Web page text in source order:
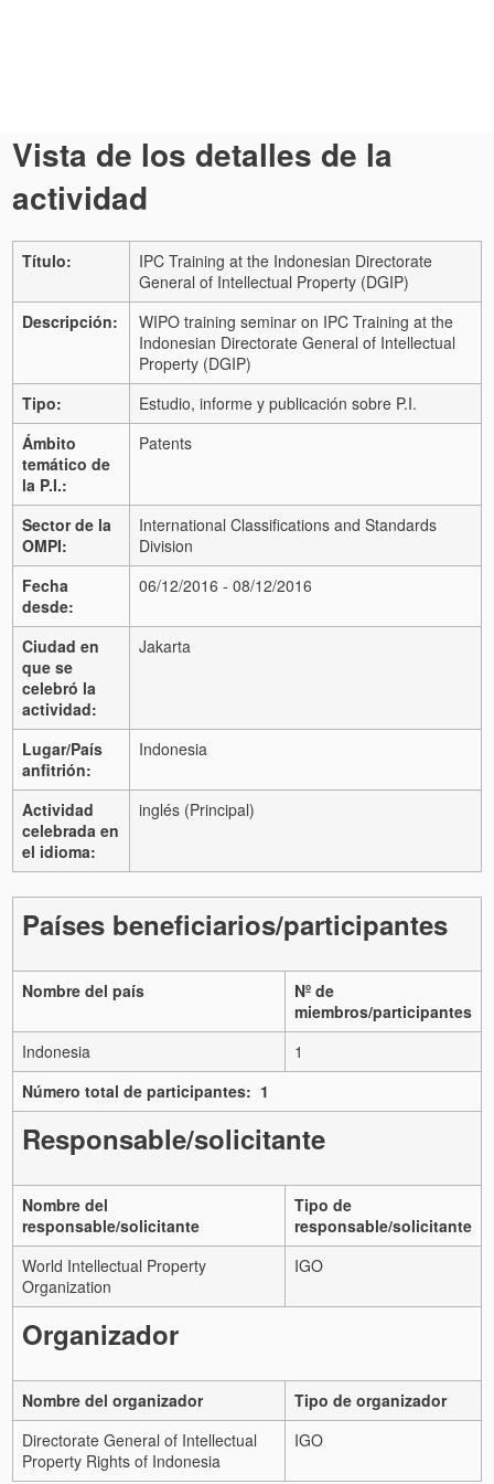
Vista de los detalles de la
actividad
Título:
IPC Training at the Indonesian Directorate
General of Intellectual Property (DGIP)
Descripción:
WIPO training seminar on IPC Training at the
Indonesian Directorate General of Intellectual
Property (DGIP)
Tipo:
Estudio, informe y publicación sobre P.I.
Ámbito
temático de
la P.I.:
Patents
Sector de la
OMPI:
International Classifications and Standards
Division
Fecha
desde:
06/12/2016 - 08/12/2016
Ciudad en
que se
celebró la
actividad:
Jakarta
Lugar/País
anfitrión:
Indonesia
Actividad
celebrada en
el idioma:
inglés (Principal)
Países beneficiarios/participantes
Nombre del país
Nº de
miembros/participantes
Indonesia
1
Número total de participantes: 1
Responsable/solicitante
Nombre del
responsable/solicitante
Tipo de
responsable/solicitante
World Intellectual Property
Organization
IGO
Organizador
Nombre del organizador
Tipo de organizador
Directorate General of Intellectual
Property Rights of Indonesia
IGO